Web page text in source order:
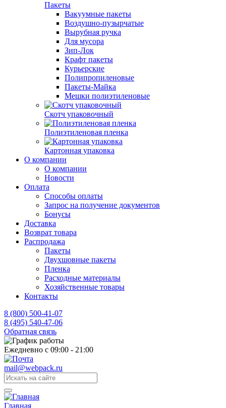
Пакеты
Вакуумные пакеты
Воздушно-пузырчатые
Вырубная ручка
Для мусора
Зип-Лок
Крафт пакеты
Курьерские
Полипропиленовые
Пакеты-Майка
Мешки полиэтиленовые
Скотч упаковочный
Полиэтиленовая пленка
Картонная упаковка
О компании
О компании
Новости
Оплата
Способы оплаты
Запрос на получение документов
Бонусы
Доставка
Возврат товара
Распродажа
Пакеты
Двухшовные пакеты
Пленка
Расходные материалы
Хозяйственные товары
Контакты
8 (800) 500-41-07
8 (495) 540-47-06
Обратная связь
Ежедневно с 09:00 - 21:00
mail@webpack.ru
Главная